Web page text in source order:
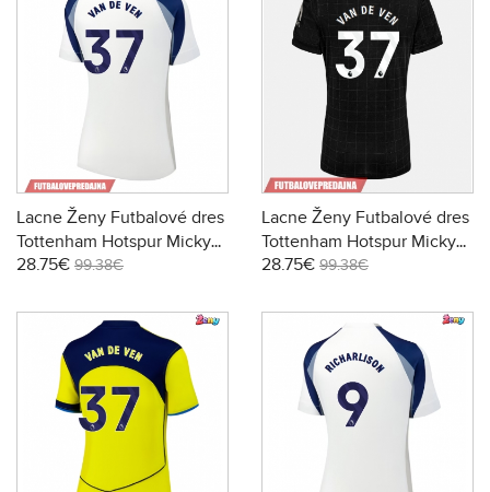
Lacne Ženy Futbalové dres
Tottenham Hotspur Micky
van de Ven #37 2025-26
28.75€ 99.38€
Lacne Ženy Futbalové dres
Tottenham Hotspur Micky
van de Ven #37 2025-26
28.75€ 99.38€